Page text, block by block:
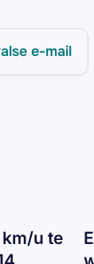
e-mail
km/u te